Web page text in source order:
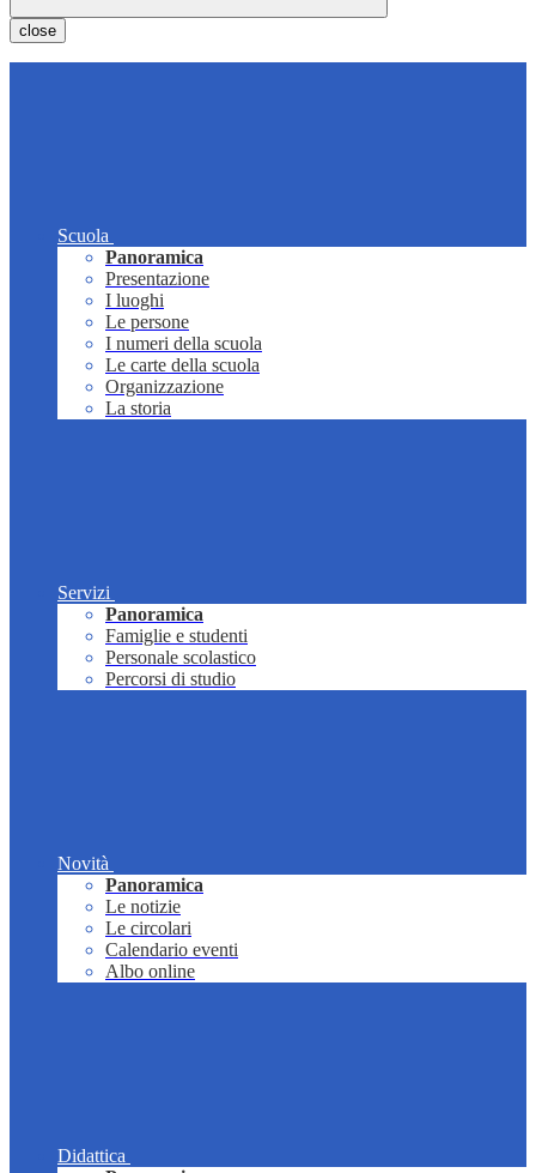
close
Scuola
Panoramica
Presentazione
I luoghi
Le persone
I numeri della scuola
Le carte della scuola
Organizzazione
La storia
Servizi
Panoramica
Famiglie e studenti
Personale scolastico
Percorsi di studio
Novità
Panoramica
Le notizie
Le circolari
Calendario eventi
Albo online
Didattica